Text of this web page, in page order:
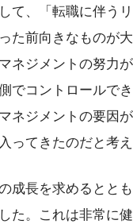
て、「転職に伴う
た前向きなものが
ネジメントの努力
でコントロールで
ネジメントの要因
ってきたのだと考え
成長を求めるとと
た。これは非常に